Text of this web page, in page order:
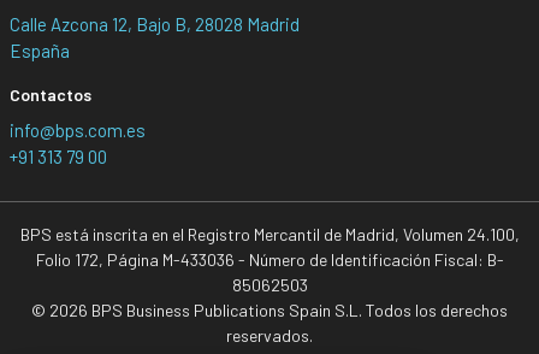
Calle Azcona 12, Bajo B, 28028 Madrid
España
Contactos
info@bps.com.es
+91 313 79 00
BPS está inscrita en el Registro Mercantil de Madrid, Volumen 24.100,
Folio 172, Página M-433036 - Número de Identificación Fiscal: B-
85062503
© 2026 BPS Business Publications Spain S.L. Todos los derechos
reservados.